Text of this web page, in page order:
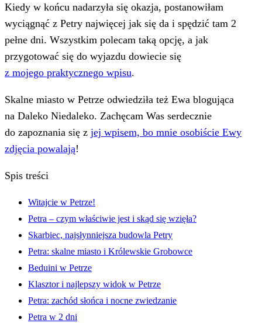
Kiedy w końcu nadarzyła się okazja, postanowiłam
wyciągnąć z Petry najwięcej jak się da i spędzić tam 2
pełne dni. Wszystkim polecam taką opcję, a jak
przygotować się do wyjazdu dowiecie się
z mojego praktycznego wpisu.
Skalne miasto w Petrze odwiedziła też Ewa blogująca
na Daleko Niedaleko. Zachęcam Was serdecznie
do zapoznania się z jej wpisem, bo mnie osobiście Ewy
zdjęcia powalają!
Spis treści
Witajcie w Petrze!
Petra – czym właściwie jest i skąd się wzięła?
Skarbiec, najsłynniejsza budowla Petry
Petra: skalne miasto i Królewskie Grobowce
Beduini w Petrze
Klasztor i najlepszy widok w Petrze
Petra: zachód słońca i nocne zwiedzanie
Petra w 2 dni